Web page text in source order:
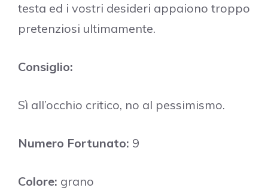
testa ed i vostri desideri appaiono troppo
pretenziosi ultimamente.
Consiglio:
Sì all’occhio critico, no al pessimismo.
Numero Fortunato: 9
Colore: grano